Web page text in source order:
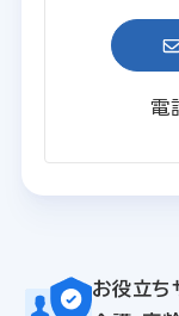
電
お役立ち